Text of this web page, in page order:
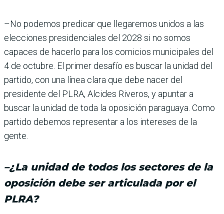
–No podemos predicar que llegaremos unidos a las
elec­ciones presidenciales del 2028 si no somos
capaces de hacerlo para los comicios municipales del
4 de octubre. El primer desafío es buscar la unidad del
partido, con una línea clara que debe nacer del
presidente del PLRA, Alcides Riveros, y apuntar a
buscar la unidad de toda la oposi­ción paraguaya. Como
par­tido debemos representar a los intereses de la
gente.
–¿La unidad de todos los sectores de la
oposición debe ser articulada por el
PLRA?